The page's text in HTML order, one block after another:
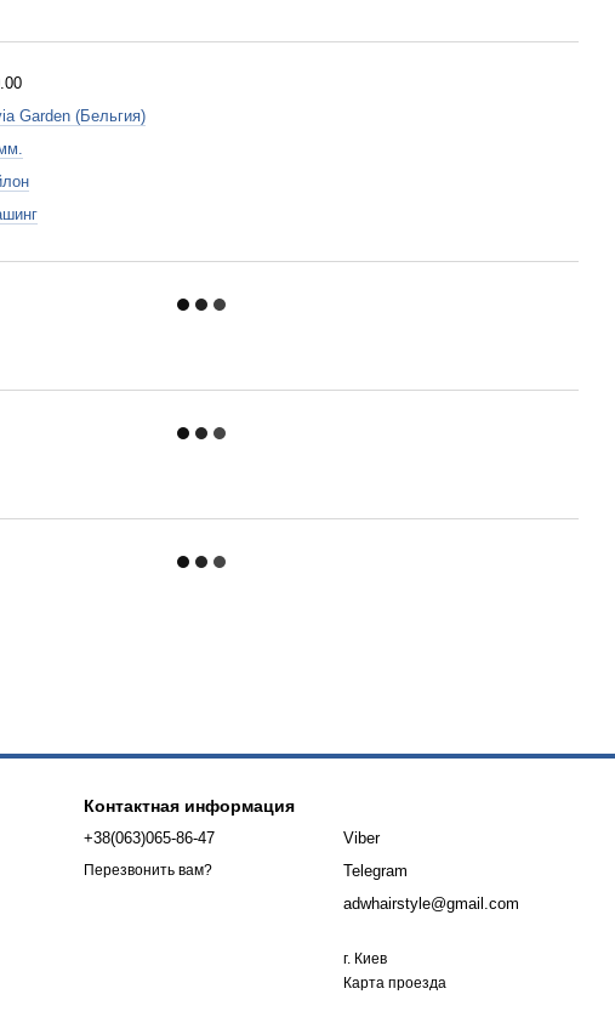
Garden (Бельгия)
Контактная информация
+38(063)065-86-47
Перезвонить вам?
Viber
Telegram
adwhairstyle@gmail.com
г. Киев
Карта проезда